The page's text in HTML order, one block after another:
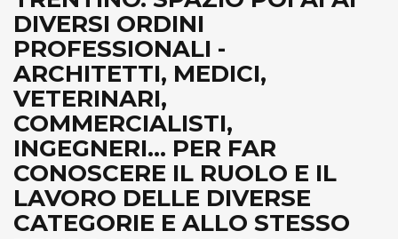
DIVERSI ORDINI
PROFESSIONALI -
ARCHITETTI, MEDICI,
VETERINARI,
COMMERCIALISTI,
INGEGNERI... PER FAR
CONOSCERE IL RUOLO E IL
LAVORO DELLE DIVERSE
CATEGORIE E ALLO STESSO